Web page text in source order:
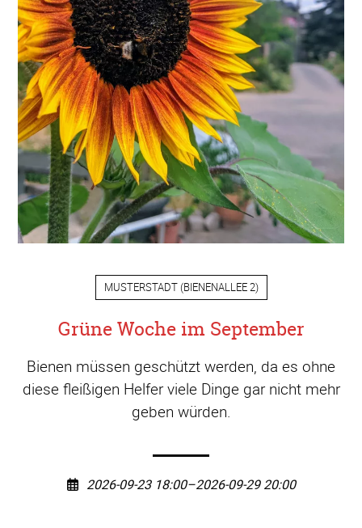
MUSTERSTADT(BIENENALLEE 2)
Grüne Woche im September
Bienen müssen geschützt werden, da es ohne
diese fleißigen Helfer viele Dinge gar nicht mehr
geben würden.
2026-09-23 18:00–2026-09-29 20:00